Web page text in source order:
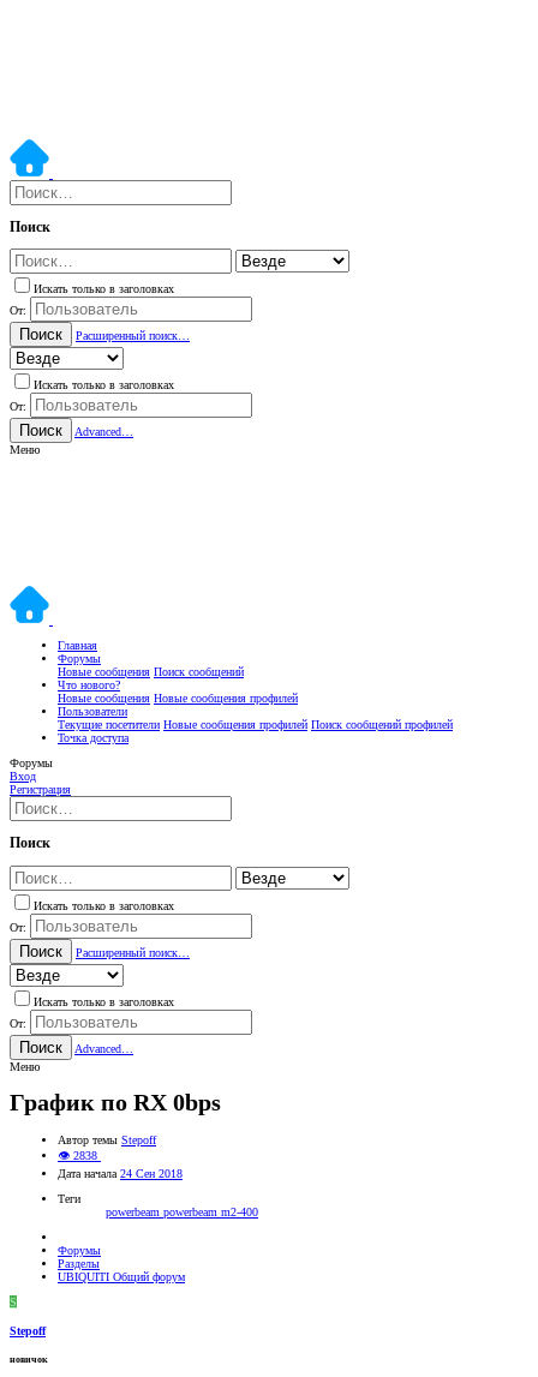
Поиск
Искать только в заголовках
От:
Поиск Расширенный поиск…
Искать только в заголовках
От:
Поиск
Advanced…
Меню
Главная
Форумы
Новые сообщения Поиск сообщений
Что нового?
Новые сообщения Новые сообщения профилей
Пользователи
Текущие посетители Новые сообщения профилей Поиск сообщений профилей
Точка доступа
Форумы
Вход
Регистрация
Поиск
Искать только в заголовках
От:
Поиск Расширенный поиск…
Искать только в заголовках
От:
Поиск
Advanced…
Меню
График по RX 0bps
Автор темы Stepoff
👁 2838
Дата начала 24 Сен 2018
Теги
powerbeam powerbeam m2-400
Форумы
Разделы
UBIQUITI Общий форум
S
Stepoff
новичок